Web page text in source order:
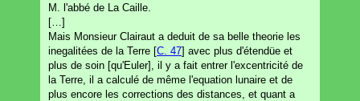
M. l'abbé de La Caille.
[…]
Mais Monsieur Clairaut a deduit de sa belle theorie les
inegalitées de la Terre [C. 47] avec plus d'étendüe et
plus de soin [qu'Euler], il y a fait entrer l'excentricité de
la Terre, il a calculé de même l'equation lunaire et de
plus encore les corrections des distances, et quant a